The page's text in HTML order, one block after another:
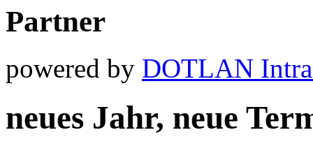
Partner
powered by DOTLAN
neues Jahr, neue